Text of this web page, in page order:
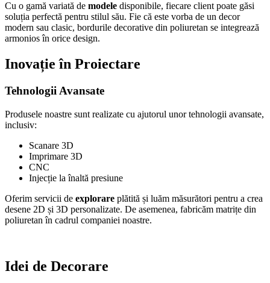
Cu o gamă variată de modele disponibile, fiecare client poate găsi
soluția perfectă pentru stilul său. Fie că este vorba de un decor
modern sau clasic, bordurile decorative din poliuretan se integrează
armonios în orice design.
Inovație în Proiectare
Tehnologii Avansate
Produsele noastre sunt realizate cu ajutorul unor tehnologii avansate,
inclusiv:
Scanare 3D
Imprimare 3D
CNC
Injecție la înaltă presiune
Oferim servicii de explorare plătită și luăm măsurători pentru a crea
desene 2D și 3D personalizate. De asemenea, fabricăm matrițe din
poliuretan în cadrul companiei noastre.
Idei de Decorare